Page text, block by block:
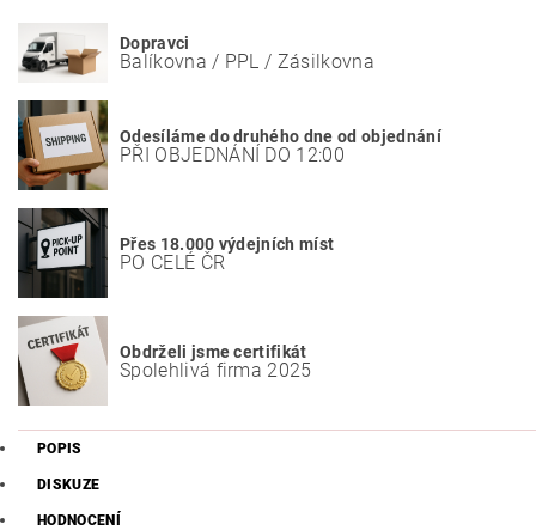
Dopravci
Balíkovna / PPL / Zásilkovna
Odesíláme do druhého dne od objednání
PŘI OBJEDNÁNÍ DO 12:00
Přes 18.000 výdejních míst
PO CELÉ ČR
Obdrželi jsme certifikát
Spolehlivá firma 2025
POPIS
DISKUZE
HODNOCENÍ